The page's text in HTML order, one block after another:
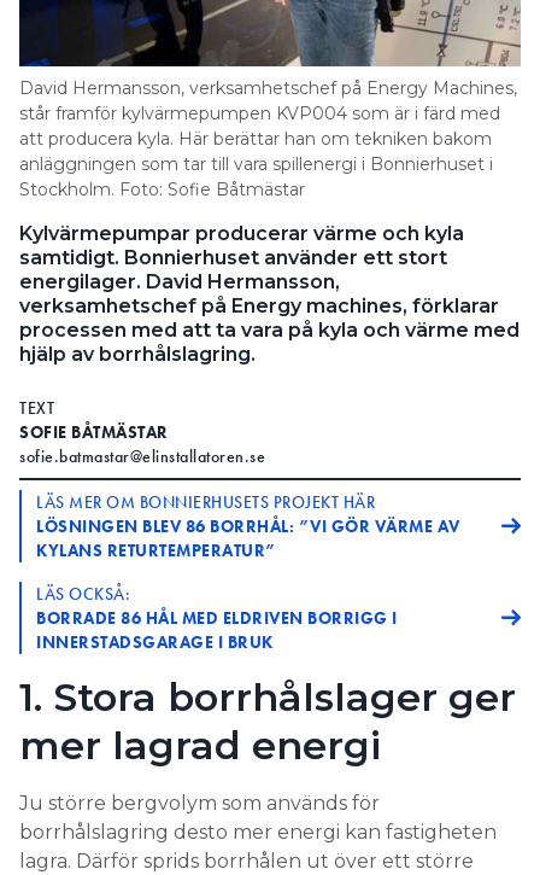
Information om GDPR
Search for:
SEARCH
David Hermansson, verksamhetschef på Energy Machines,
står framför kylvärmepumpen KVP004 som är i färd med
att producera kyla. Här berättar han om tekniken bakom
anläggningen som tar till vara spillenergi i Bonnierhuset i
Stockholm. Foto: Sofie Båtmästar
Kylvärmepumpar producerar värme och kyla
samtidigt. Bonnierhuset använder ett stort
energilager. David Hermansson,
verksamhetschef på Energy machines, förklarar
processen med att ta vara på kyla och värme med
hjälp av borrhålslagring.
TEXT
SOFIE BÅTMÄSTAR
sofie.batmastar@elinstallatoren.se
LÄS MER OM BONNIERHUSETS PROJEKT HÄR
LÖSNINGEN BLEV 86 BORRHÅL: ”VI GÖR VÄRME AV
KYLANS RETURTEMPERATUR”
LÄS OCKSÅ:
BORRADE 86 HÅL MED ELDRIVEN BORRIGG I
INNERSTADSGARAGE I BRUK
1. Stora borrhålslager ger
mer lagrad energi
Ju större bergvolym som används för
borrhålslagring desto mer energi kan fastigheten
lagra. Därför sprids borrhålen ut över ett större